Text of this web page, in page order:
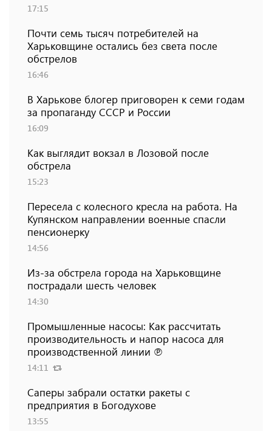
17:15
Почти семь тысяч потребителей на
Харьковщине остались без света после
обстрелов
16:46
В Харькове блогер приговорен к семи годам
за пропаганду СССР и России
16:09
Как выглядит вокзал в Лозовой после
обстрела
15:23
Пересела с колесного кресла на работа. На
Купянском направлении военные спасли
пенсионерку
14:56
Из-за обстрела города на Харьковщине
пострадали шесть человек
14:30
Промышленные насосы: Как рассчитать
производительность и напор насоса для
производственной линии ℗
14:11
Саперы забрали остатки ракеты с
предприятия в Богодухове
13:55